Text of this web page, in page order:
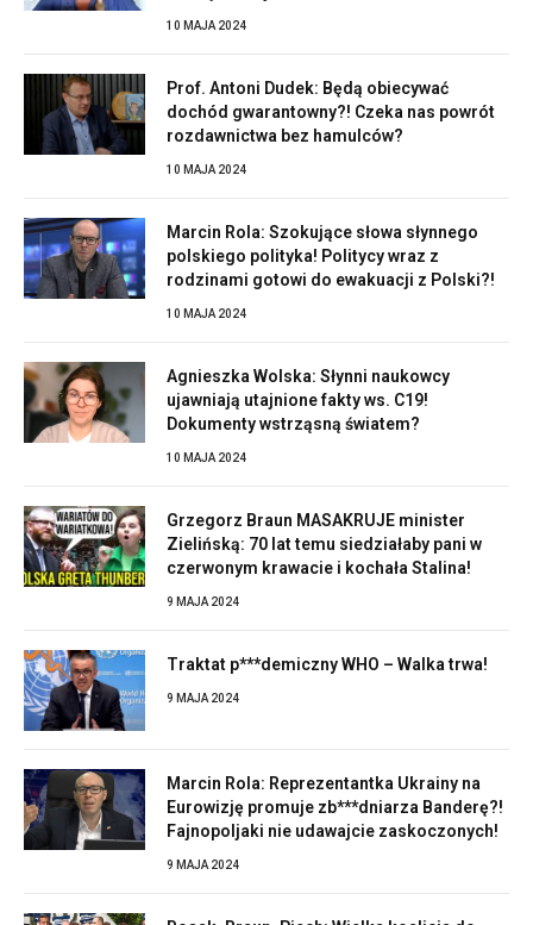
10 MAJA 2024
Prof. Antoni Dudek: Będą obiecywać
dochód gwarantowny?! Czeka nas powrót
rozdawnictwa bez hamulców?
10 MAJA 2024
Marcin Rola: Szokujące słowa słynnego
polskiego polityka! Politycy wraz z
rodzinami gotowi do ewakuacji z Polski?!
10 MAJA 2024
Agnieszka Wolska: Słynni naukowcy
ujawniają utajnione fakty ws. C19!
Dokumenty wstrząsną światem?
10 MAJA 2024
Grzegorz Braun MASAKRUJE minister
Zielińską: 70 lat temu siedziałaby pani w
czerwonym krawacie i kochała Stalina!
9 MAJA 2024
Traktat p***demiczny WHO – Walka trwa!
9 MAJA 2024
Marcin Rola: Reprezentantka Ukrainy na
Eurowizję promuje zb***dniarza Banderę?!
Fajnopoljaki nie udawajcie zaskoczonych!
9 MAJA 2024